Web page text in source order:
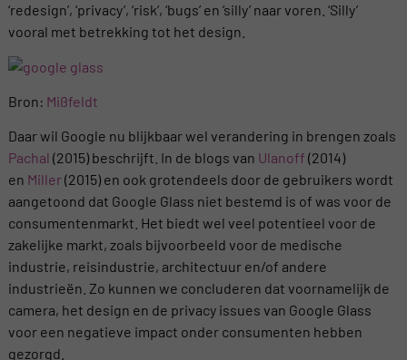
‘redesign’, ‘privacy’, ‘risk’, ‘bugs’ en ‘silly’ naar voren. ‘Silly’
vooral met betrekking tot het design.
Bron: Mißfeldt
Daar wil Google nu blijkbaar wel verandering in brengen zoals
Pachal (2015) beschrijft. In de blogs van Ulanoff (2014)
en Miller(2015) en ook grotendeels door de gebruikers wordt
aangetoond dat Google Glass niet bestemd is of was voor de
consumentenmarkt. Het biedt wel veel potentieel voor de
zakelijke markt, zoals bijvoorbeeld voor de medische
industrie, reisindustrie, architectuur en/of andere
industrieën. Zo kunnen we concluderen dat voornamelijk de
camera, het design en de privacy issues van Google Glass
voor een negatieve impact onder consumenten hebben
gezorgd.